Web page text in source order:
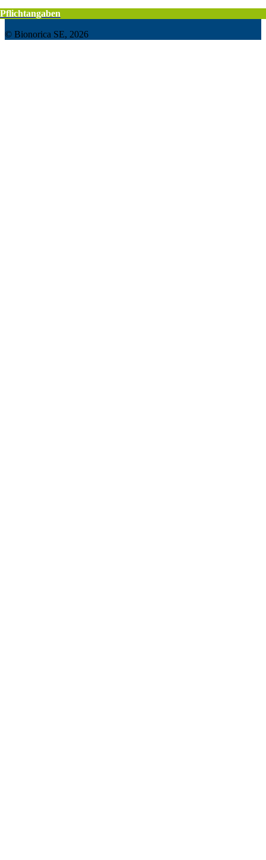
Pflichtangaben
Pflichtangaben
© Bionorica SE, 2026